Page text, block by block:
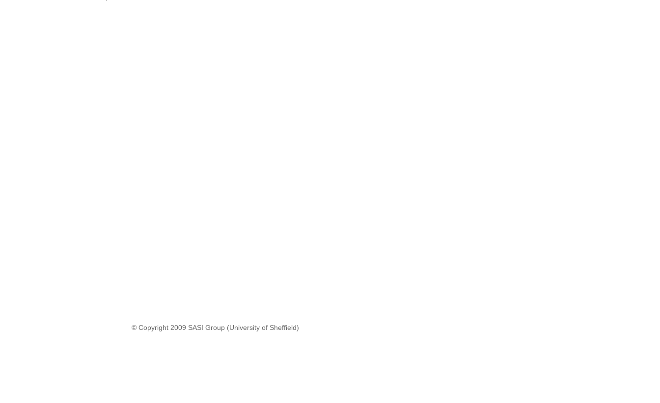
© Copyright 2009 SASI Group (University of Sheffield)